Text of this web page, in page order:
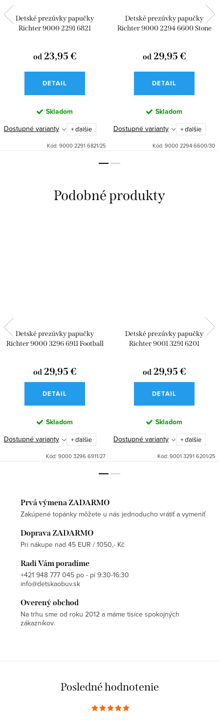
Detské prezúvky papučky
Richter 9000 2291 6821
od23,95 €
DETAIL
Skladom
Dostupné varianty + ďalšie
Kód: 9000 2291 6821/25
Detské prezúvky papučky
Richter 9000 2294 6600 Stone
od29,95 €
DETAIL
Skladom
Dostupné varianty + ďalšie
Kód: 9000 2294 6600/30
Detské prezúvky papučky
Richter 9000 3296 6911 Football
od29,95 €
DETAIL
Skladom
Dostupné varianty + ďalšie
Kód: 9000 3296 6911/27
Detské prezúvky papučky
Richter 9001 3291 6201
od29,95 €
DETAIL
Skladom
Dostupné varianty + ďalšie
Kód: 9001 3291 6201/25
Prvá výmena ZADARMO
Zakúpené topánky môžete u nás jednoducho vrátiť a vymeniť
Doprava ZADARMO
Pri nákupe nad 45 EUR / 1050,- Kč
Radi Vám poradíme
+421 948 777 045 po - pi 9:30-16:30
info@detskaobuv.sk
Overený obchod
Na trhu sme od roku 2012 a máme tisíce spokojných
zákazníkov.
Posledné hodnotenie